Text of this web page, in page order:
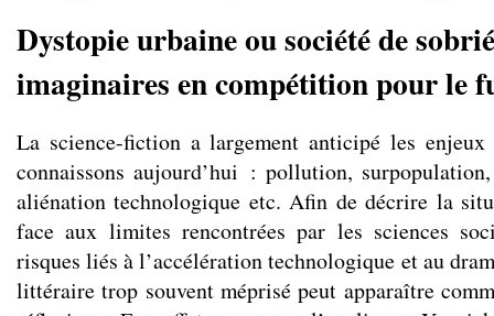
Dystopie urbaine ou société de
imaginaires en compétition pour le
La science-fiction a largement anticipé les enjeux
connaissons aujourd’hui : pollution,
aliénation technologique etc. Afin de décrire la
face aux limites rencontrées par les sciences
risques liés à l’accélération technologique et au
littéraire trop souvent méprisé peut apparaître